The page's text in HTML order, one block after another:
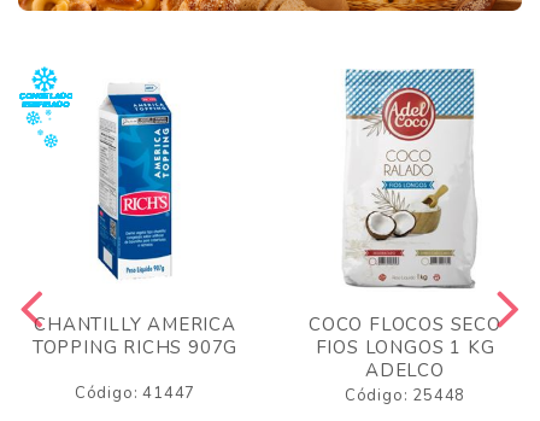
CHANTILLY AMERICA
TOPPING RICHS 907G
Código: 41447
COCO FLOCOS SECO
FIOS LONGOS 1 KG
ADELCO
Código: 25448